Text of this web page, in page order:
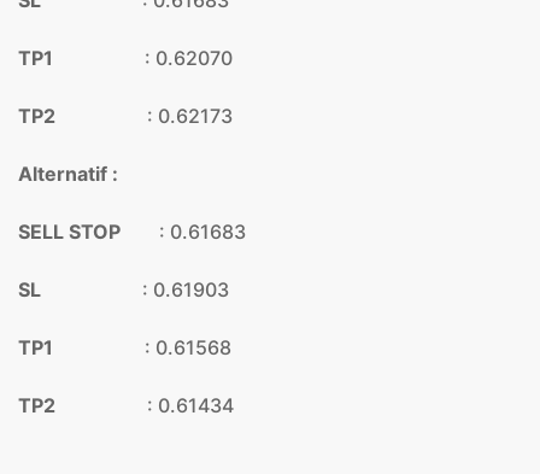
TP1 : 0.62070
TP2 : 0.62173
Alternatif :
SELL STOP : 0.61683
SL : 0.61903
TP1 : 0.61568
TP2 : 0.61434